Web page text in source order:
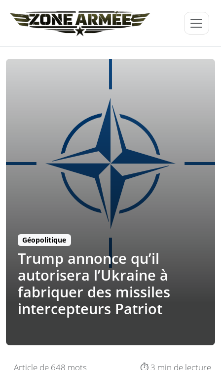
Géopolitique
Trump annonce qu’il
autorisera l’Ukraine à
fabriquer des missiles
intercepteurs Patriot
Article de 648 mots ⏱️ 3 min de lecture